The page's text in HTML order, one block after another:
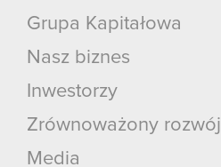
Grupa Kapitałowa
Nasz biznes
Inwestorzy
Zrównoważony rozwój
Media